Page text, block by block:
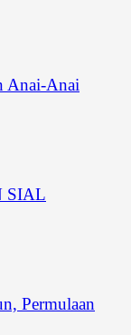
Anai-Anai
SIAL
Permulaan